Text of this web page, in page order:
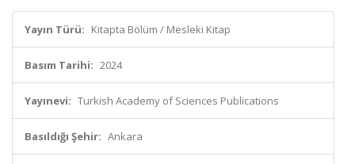
Yayın Türü: Kitapta Bölüm / Mesleki Kitap
Basım Tarihi: 2024
Yayınevi: Turkish Academy of Sciences Publications
Basıldığı Şehir: Ankara